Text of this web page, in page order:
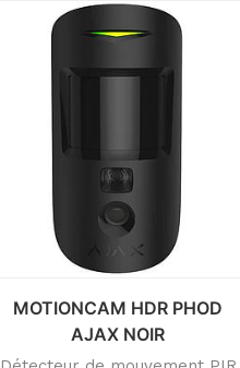
MOTIONCAM HDR PHOD
AJAX NOIR